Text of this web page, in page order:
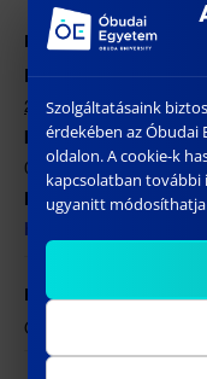
RÉSZLETEK
Dátum:
2023/12/06
Időpont:
09:30 - 13:30
Honlap:
https://bgk.uni-
HELYSZÍN
ÓE BGK – 1081
Szolgáltatásaink
érdekében az Óbudai
oldalon. A cookie-k
kapcsolatban
ugyanitt